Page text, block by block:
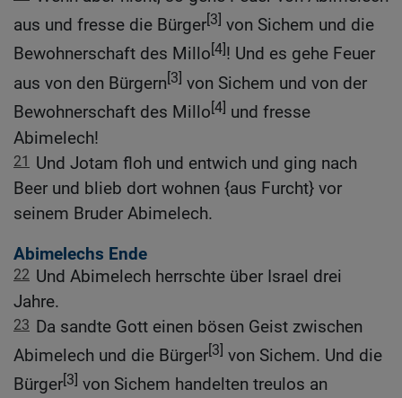
aus und fresse die Bürger[3] von Sichem und die
Bewohnerschaft des Millo[4]! Und es gehe Feuer
aus von den Bürgern[3] von Sichem und von der
Bewohnerschaft des Millo[4] und fresse
Abimelech!
21 Und Jotam floh und entwich und ging nach
Beer und blieb dort wohnen {aus Furcht} vor
seinem Bruder Abimelech.
Abimelechs Ende
22 Und Abimelech herrschte über Israel drei
Jahre.
23 Da sandte Gott einen bösen Geist zwischen
Abimelech und die Bürger[3] von Sichem. Und die
Bürger[3] von Sichem handelten treulos an